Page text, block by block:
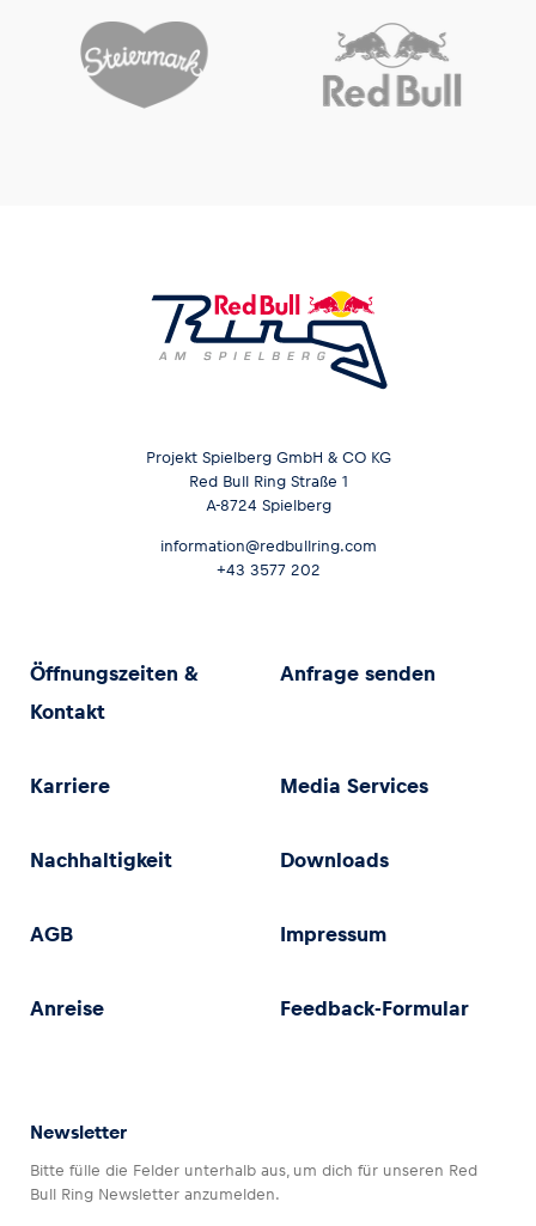
Projekt Spielberg GmbH & CO KG
Red Bull Ring Straße 1
A-8724 Spielberg
information@redbullring.com
+43 3577 202
Öffnungszeiten &
Kontakt
Anfrage senden
Karriere Media Services
Nachhaltigkeit Downloads
AGB Impressum
Anreise Feedback-Formular
Newsletter
Bitte fülle die Felder unterhalb aus, um dich für unseren Red
Bull Ring Newsletter anzumelden.